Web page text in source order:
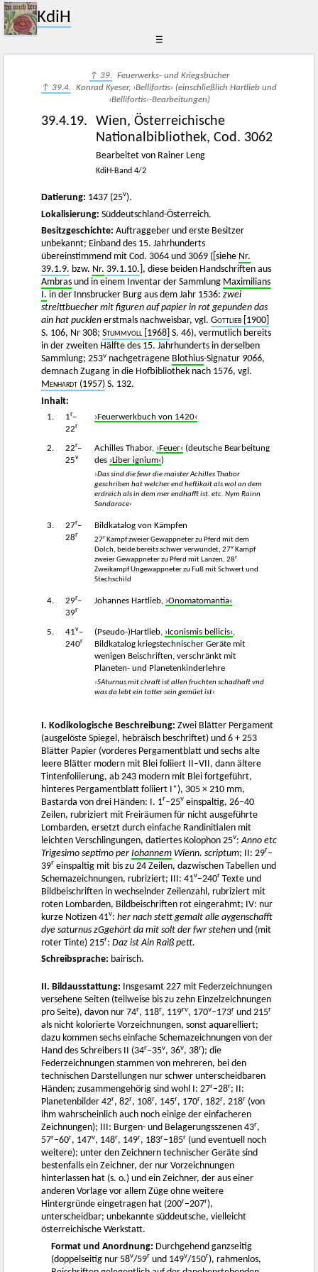
KdiH
☰
↑ 39. Feuerwerks- und Kriegsbücher
↑ 39.4. Konrad Kyeser, ›Bellifortis‹ (einschließlich Hartlieb und
›Bellifortis‹-Bearbeitungen)
39.4.19.
Wien, Österreichische
Nationalbibliothek, Cod. 3062
Bearbeitet von Rainer Leng
KdiH-Band 4/2
Datierung: 1437 (25v).
Lokalisierung: Süddeutschland-Österreich.
Besitzgeschichte: Auftraggeber und erste Besitzer
unbekannt; Einband des 15. Jahrhunderts
übereinstimmend mit Cod. 3064 und 3069 ([siehe Nr.
39.1.9. bzw. Nr. 39.1.10. ], diese beiden Handschriften aus
Ambras und in einem Inventar der Sammlung Maximilians
I. in der Innsbrucker Burg aus dem Jahr 1536: zwei
streittbuecher mit figuren auf papier in rot gepunden das
ain hat pucklen erstmals nachweisbar, vgl. Gottlieb [1900]
S. 106, Nr 308; Stummvoll [1968] S. 46), vermutlich bereits
in der zweiten Hälfte des 15. Jahrhunderts in derselben
Sammlung; 253v nachgetragene Blothius-Signatur 9066,
demnach Zugang in die Hofbibliothek nach 1576, vgl.
Menhardt (1957) S. 132.
Inhalt:
1. 1r–
22r
›Feuerwerkbuch von 1420‹
2. 22r–
25v
Achilles Thabor, ›Feuer‹ (deutsche Bearbeitung
des ›Liber ignium‹)
›Das sind die fewr die maister Achilles Thabor
geschriben hat welcher end heftikait als wol an dem
erdreich als in dem mer endhafft ist. etc. Nym Rainn
Sandarace‹
3. 27r–
28r
Bildkatalog von Kämpfen
27r Kampf zweier Gewappneter zu Pferd mit dem
Dolch, beide bereits schwer verwundet, 27v Kampf
zweier Gewappneter zu Pferd mit Lanzen, 28r
Zweikampf Ungewappneter zu Fuß mit Schwert und
Stechschild
4. 29r–
39r
Johannes Hartlieb, ›Onomatomantia‹
5. 41v–
240r
(Pseudo-)Hartlieb, ›Iconismis bellicis‹,
Bildkatalog kriegstechnischer Geräte mit
wenigen Beischriften, verschränkt mit
Planeten- und Planetenkinderlehre
›SAturnus mit chraft ist allen fruchten schadhaft vnd
was da lebt ein totter sein gemüet ist‹
I. Kodikologische Beschreibung: Zwei Blätter Pergament
(ausgelöste Spiegel, hebräisch beschriftet) und 6 + 253
Blätter Papier (vorderes Pergamentblatt und sechs alte
leere Blätter modern mit Blei foliiert II–VII, dann ältere
Tintenfoliierung, ab 243 modern mit Blei fortgeführt,
hinteres Pergamentblatt foliiert I*), 305 × 210 mm,
Bastarda von drei Händen: I. 1r–25v einspaltig, 26–40
Zeilen, rubriziert mit Freiräumen für nicht ausgeführte
Lombarden, ersetzt durch einfache Randinitialen mit
leichten Verschlingungen, datiertes Kolophon 25v:Anno etc
Trigesimo septimo per Iohannem Wienn. scriptum; II: 29r–
39r einspaltig mit bis zu 24 Zeilen, dazwischen Tabellen und
Schemazeichnungen, rubriziert; III: 41v–240r Texte und
Bildbeischriften in wechselnder Zeilenzahl, rubriziert mit
roten Lombarden, Bildbeischriften rot eingerahmt; IV: nur
kurze Notizen 41v: her nach stett gemalt alle aygenschafft
dye saturnus zGgehört da mit solt der fwr stehen und (mit
roter Tinte) 215r: Daz ist Ain Raiß pett.
Schreibsprache: bairisch.
II. Bildausstattung: Insgesamt 227 mit Federzeichnungen
versehene Seiten (teilweise bis zu zehn Einzelzeichnungen
pro Seite), davon nur 74r, 118r, 119rv, 170v–173r und 215r
als nicht kolorierte Vorzeichnungen, sonst aquarelliert;
dazu kommen sechs einfache Schemazeichnungen von der
Hand des Schreibers II (34r–35v, 36v, 38r); die
Federzeichnungen stammen von mehreren, bei den
technischen Darstellungen nur schwer unterscheidbaren
Händen; zusammengehörig sind wohl I: 27r–28r; II:
Planetenbilder 42r, 82r, 108r, 145r, 170r, 182r, 218r (von
ihm wahrscheinlich auch noch einige der einfacheren
Zeichnungen); III: Burgen- und Belagerungsszenen 43r,
57r–60r, 147v, 148r, 149r, 183r–185r (und eventuell noch
weitere); unter den Zeichnern technischer Geräte sind
bestenfalls ein Zeichner, der nur Vorzeichnungen
hinterlassen hat (s. o.) und ein Zeichner, der aus einer
anderen Vorlage vor allem Züge ohne weitere
Hintergründe eingetragen hat (200r–207r),
unterscheidbar; unbekannte süddeutsche, vielleicht
österreichische Werkstatt.
Format und Anordnung: Durchgehend ganzseitig
(doppelseitig nur 58v/59r und 149v/150r), rahmenlos,